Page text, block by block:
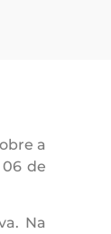
a
de
Na